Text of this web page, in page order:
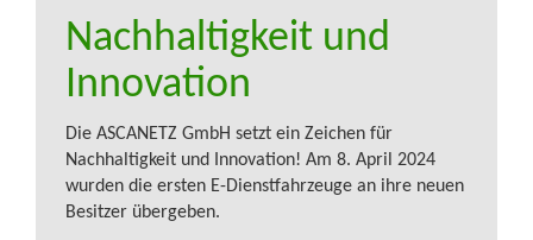
Nachhaltigkeit und
Innovation
Die ASCANETZ GmbH setzt ein Zeichen für
Nachhaltigkeit und Innovation! Am 8. April 2024
wurden die ersten E-Dienstfahrzeuge an ihre neuen
Besitzer übergeben.